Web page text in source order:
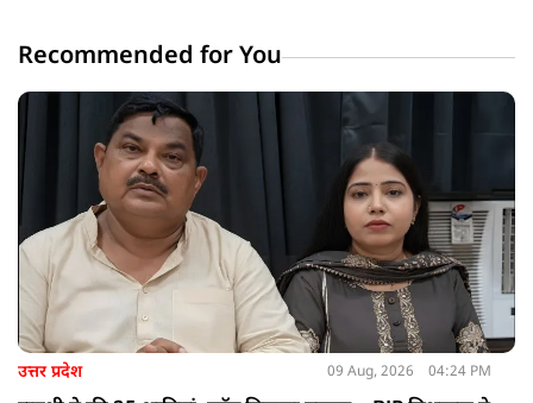
Recommended for You
उत्तर प्रदेश 09 Aug, 2026 04:24 PM